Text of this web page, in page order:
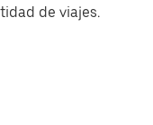
de viajes.